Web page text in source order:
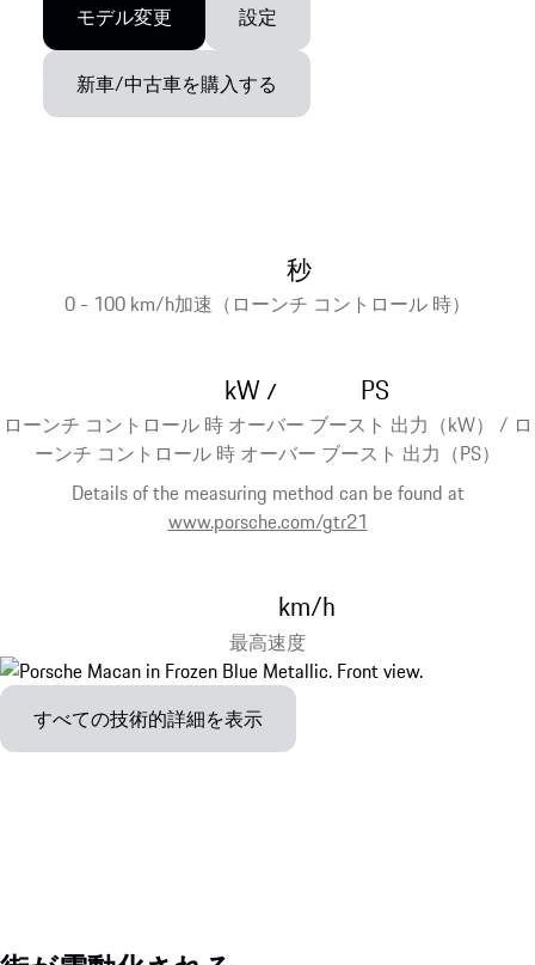
モデル変更 設定
新車/中古車を購入する
0 - 100 km/h加速（ローンチ コントロール 時）
秒
ローンチ コントロール 時 オーバー ブースト 出力（kW） / ロ
ーンチ コントロール 時 オーバー ブースト 出力（PS）
Details of the measuring method can be found at
www.porsche.com/gtr21
kW/ PS
最高速度
km/h
すべての技術的詳細を表示